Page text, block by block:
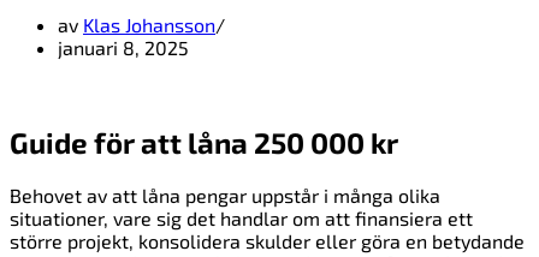
av Klas Johansson
januari 8, 2025
Guide för att låna 250 000 kr
Behovet av att låna pengar uppstår i många olika
situationer, vare sig det handlar om att finansiera ett
större projekt, konsolidera skulder eller göra en betydande